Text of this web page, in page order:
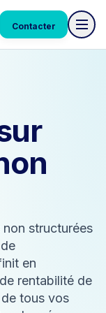
Contacter
structurées
en
rentabilité de
de tous vos